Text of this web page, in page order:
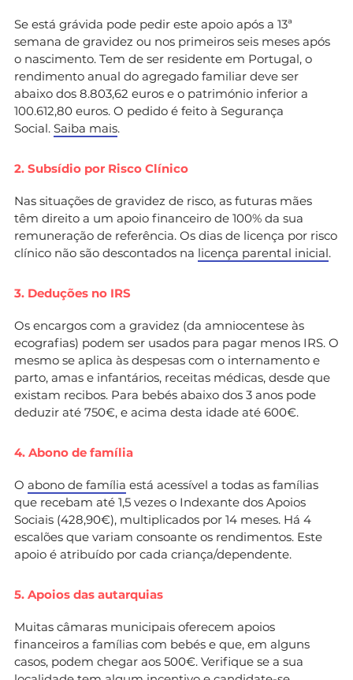
Se está grávida pode pedir este apoio após a 13ª
semana de gravidez ou nos primeiros seis meses após
o nascimento. Tem de ser residente em Portugal, o
rendimento anual do agregado familiar deve ser
abaixo dos 8.803,62 euros e o património inferior a
100.612,80 euros. O pedido é feito à Segurança
Social. Saiba mais.
2. Subsídio por Risco Clínico
Nas situações de gravidez de risco, as futuras mães
têm direito a um apoio financeiro de 100% da sua
remuneração de referência. Os dias de licença por risco
clínico não são descontados na licença parental inicial.
3. Deduções no IRS
Os encargos com a gravidez (da amniocentese às
ecografias) podem ser usados para pagar menos IRS. O
mesmo se aplica às despesas com o internamento e
parto, amas e infantários, receitas médicas, desde que
existam recibos. Para bebés abaixo dos 3 anos pode
deduzir até 750€, e acima desta idade até 600€.
4. Abono de família
O abono de família está acessível a todas as famílias
que recebam até 1,5 vezes o Indexante dos Apoios
Sociais (428,90€), multiplicados por 14 meses. Há 4
escalões que variam consoante os rendimentos. Este
apoio é atribuído por cada criança/dependente.
5. Apoios das autarquias
Muitas câmaras municipais oferecem apoios
financeiros a famílias com bebés e que, em alguns
casos, podem chegar aos 500€. Verifique se a sua